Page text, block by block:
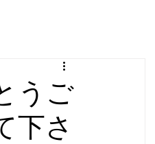
うご
下さ